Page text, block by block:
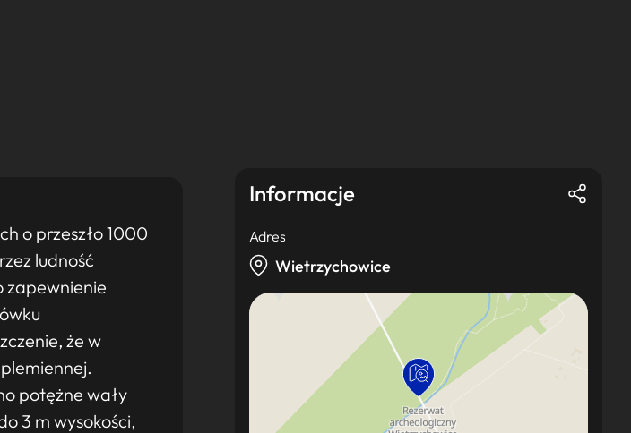
o przeszło 1000
ludność
zapewnienie
że w
potężne wały
3 m wysokości,
Informacje
Adres
Wietrzychowice